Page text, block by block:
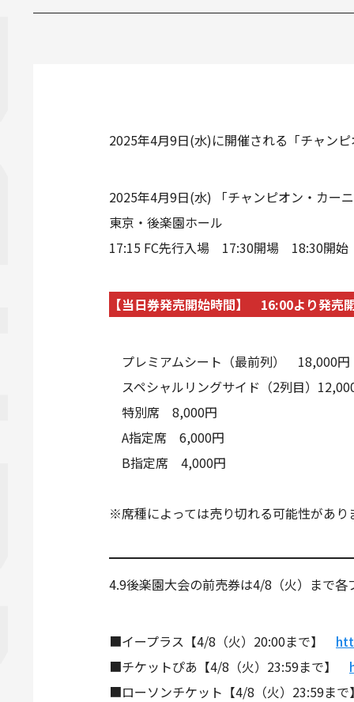
2025年4月9日(水)に開催される「チャン
2025年4月9日(水) 「チャンピオン・カー
東京・後楽園ホール
17:15 FC先行入場 17:30開場 18:30開始
【当日券発売開始時間】 16:00より発売
プレミアムシート（最前列） 18,000
スペシャルリングサイド（2列目）
特別席 8,000円
A指定席 6,000円
B指定席 4,000円
※席種によっては売り切れる可能性があ
4.9後楽園大会の前売券は4/8（火）まで各
■イープラス【4/8（火）20:00まで】
■チケットぴあ【4/8（火）23:59まで】
■ローソンチケット【4/8（火）23:59ま